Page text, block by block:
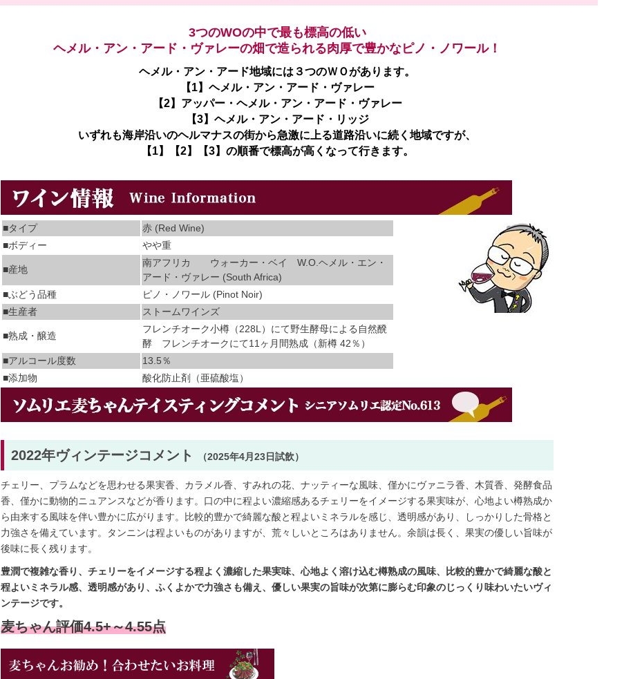
3つのWOの中で最も標高の低い
ヘメル・アン・アード・ヴァレーの畑で造られる肉厚で豊かなピノ・ノワール！
ヘメル・アン・アード地域には３つのＷＯがあります。
【1】ヘメル・アン・アード・ヴァレー
【2】アッパー・ヘメル・アン・アード・ヴァレー
【3】ヘメル・アン・アード・リッジ
いずれも海岸沿いのヘルマナスの街から急激に上る道路沿いに続く地域ですが、
【1】【2】【3】の順番で標高が高くなって行きます。
■タイプ
赤 (Red Wine)
■ボディー
やや重
■産地
南アフリカ ウォーカー・ベイ W.O.ヘメル・エン・
アード・ヴァレー (South Africa)
■ぶどう品種
ピノ・ノワール (Pinot Noir)
■生産者
ストームワインズ
■熟成・醸造
フレンチオーク小樽（228L）にて野生酵母による自然醗
酵 フレンチオークにて11ヶ月間熟成（新樽 42％）
■アルコール度数
13.5％
■添加物
酸化防止剤（亜硫酸塩）
2022年ヴィンテージコメント （2025年4月23日試飲）
チェリー、プラムなどを思わせる果実香、カラメル香、すみれの花、ナッティーな風味、僅かにヴァニラ香、木質香、発酵食品
香、僅かに動物的ニュアンスなどが香ります。口の中に程よい濃縮感あるチェリーをイメージする果実味が、心地よい樽熟成か
ら由来する風味を伴い豊かに広がります。比較的豊かで綺麗な酸と程よいミネラルを感じ、透明感があり、しっかりした骨格と
力強さを備えています。タンニンは程よいものがありますが、荒々しいところはありません。余韻は長く、果実の優しい旨味が
後味に長く残ります。
豊潤で複雑な香り、チェリーをイメージする程よく濃縮した果実味、心地よく溶け込む樽熟成の風味、比較的豊かで綺麗な酸と
程よいミネラル感、透明感があり、ふくよかで力強さも備え、優しい果実の旨味が次第に膨らむ印象のじっくり味わいたいヴィ
ンテージです。
麦ちゃん評価4.5+～4.55点